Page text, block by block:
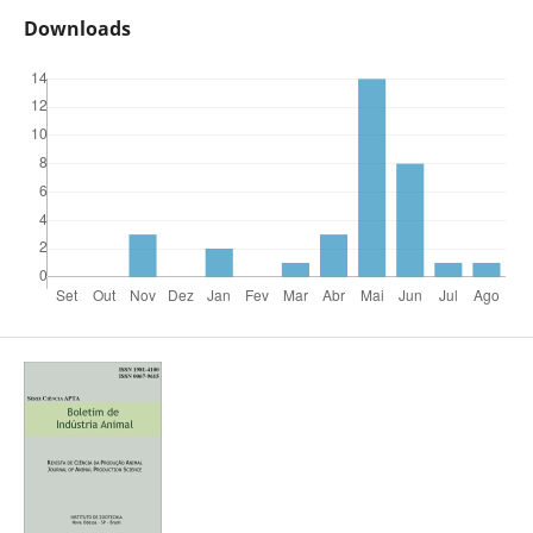
Downloads